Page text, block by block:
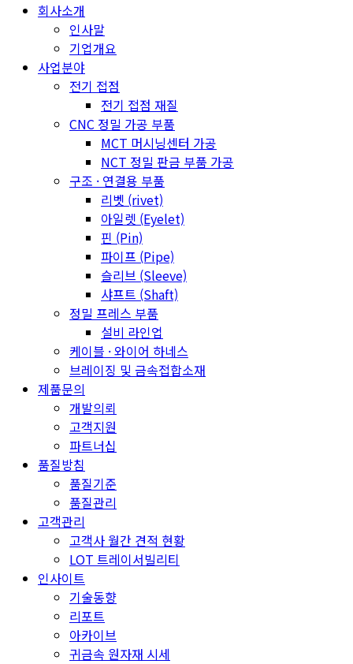
회사소개
인사말
기업개요
사업분야
전기 접점
전기 접점 재질
CNC 정밀 가공 부품
MCT 머시닝센터 가공
NCT 정밀 판금 부품 가공
구조 · 연결용 부품
리벳 (rivet)
아일렛 (Eyelet)
핀 (Pin)
파이프 (Pipe)
슬리브 (Sleeve)
샤프트 (Shaft)
정밀 프레스 부품
설비 라인업
케이블 · 와이어 하네스
브레이징 및 금속접합소재
제품문의
개발의뢰
고객지원
파트너십
품질방침
품질기준
품질관리
고객관리
고객사 월간 견적 현황
LOT 트레이서빌리티
인사이트
기술동향
리포트
아카이브
귀금속 원자재 시세